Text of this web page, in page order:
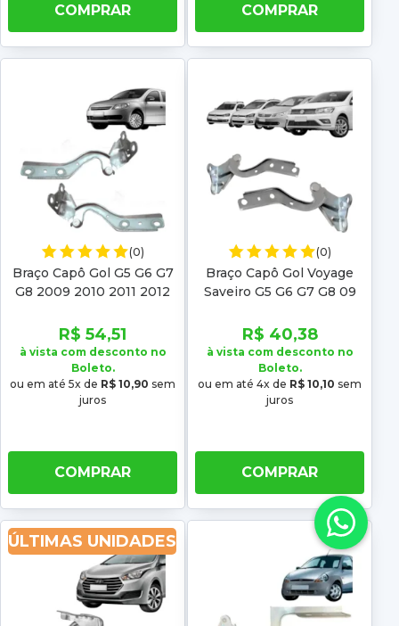
COMPRAR COMPRAR
(0)
Braço Capô Gol G5 G6 G7
G8 2009 2010 2011 2012
2018 2019 2020 2021
2022 202
R$ 54,51
à vista com desconto no
Boleto.
ou em até 5x de R$ 10,90 sem
juros
COMPRAR
(0)
Braço Capô Gol Voyage
Saveiro G5 G6 G7 G8 09
20 21 22 Fox 09 10 A 21
R$ 40,38
à vista com desconto no
Boleto.
ou em até 4x de R$ 10,10 sem
juros
COMPRAR
ÚLTIMAS UNIDADES